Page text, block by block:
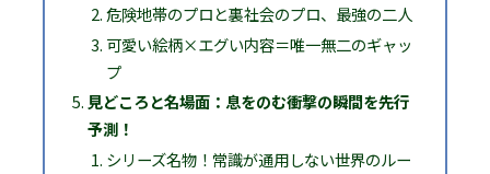
危険地帯のプロと裏社会のプロ、最強の二人
可愛い絵柄×エグい内容＝唯一無二のギャッ
プ
見どころと名場面：息をのむ衝撃の瞬間を先行
予測！
シリーズ名物！常識が通用しない世界のルー